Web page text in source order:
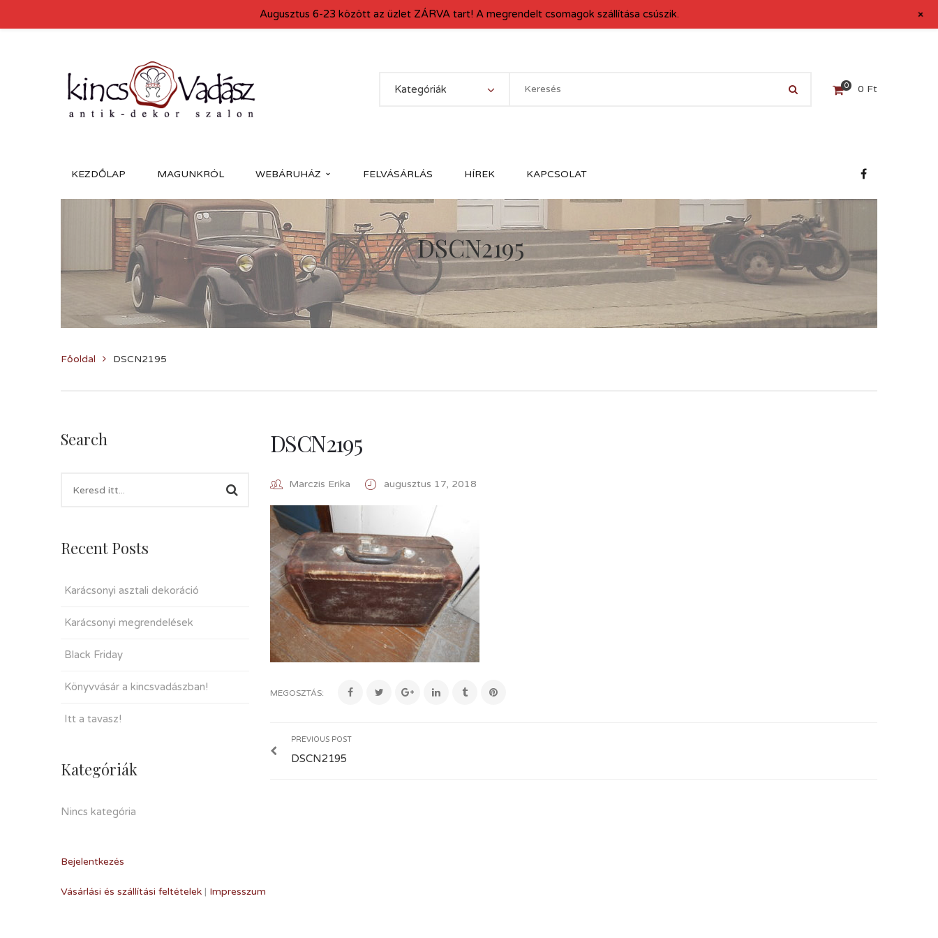
Kategóriák 0 0 Ft
KEZDŐLAP MAGUNKRÓL WEBÁRUHÁZ FELVÁSÁRLÁS HÍREK KAPCSOLAT
DSCN2195
Főoldal DSCN2195
Search
Recent Posts
Karácsonyi asztali dekoráció
Karácsonyi megrendelések
Black Friday
Könyvvásár a kincsvadászban!
Itt a tavasz!
Kategóriák
Nincs kategória
Bejelentkezés
DSCN2195
Marczis Erika augusztus 17, 2018
MEGOSZTÁS:
PREVIOUS POST
DSCN2195
Vásárlási és szállítási feltételek | Impresszum
Augusztus 6-23 között az üzlet ZÁRVA tart! A megrendelt csomagok szállítása csúszik. +